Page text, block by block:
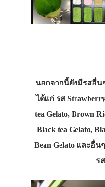
นอกจากนี้ยังมีรสอื่น
ได้แก่ รส Strawberry
tea Gelato, Brown
Black tea Gelato,
Bean Gelato และอื่
ร